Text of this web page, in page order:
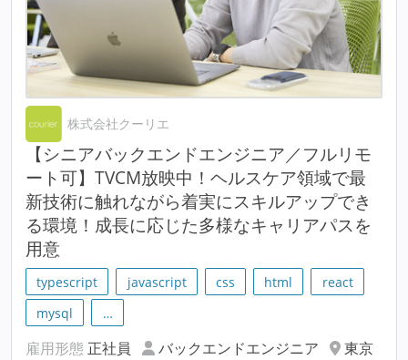
株式会社クーリエ
【シニアバックエンドエンジニア／フルリモ
ート可】TVCM放映中！ヘルスケア領域で最
新技術に触れながら着実にスキルアップでき
る環境！成長に応じた多様なキャリアパスを
用意
typescript javascript css html
react
mysql
…
雇用形態 正社員 バックエンドエンジニア
東京